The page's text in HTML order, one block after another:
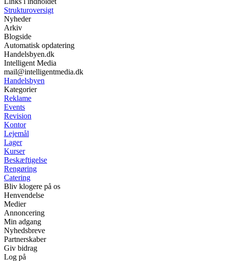
Strukturoversigt
Nyheder
Arkiv
Blogside
Automatisk opdatering
Handelsbyen.dk
Intelligent Media
mail@intelligentmedia.dk
Handelsbyen
Kategorier
Reklame
Events
Revision
Kontor
Lejemål
Lager
Kurser
Beskæftigelse
Rengøring
Catering
Bliv klogere på os
Henvendelse
Medier
Annoncering
Min adgang
Nyhedsbreve
Partnerskaber
Giv bidrag
Log på